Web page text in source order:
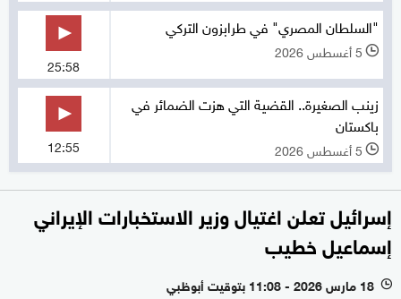
"السلطان المصري" في طرابزون التركي
l 5 أغسطس 2026
25:58
زينب الصغيرة.. القضية التي هزت الضمائر في
باكستان
l 5 أغسطس 2026 12:55
إسرائيل تعلن اغتيال وزير الاستخبارات الإيراني
إسماعيل خطيب
l 18 مارس 2026 - 11:08 بتوقيت أبوظبي